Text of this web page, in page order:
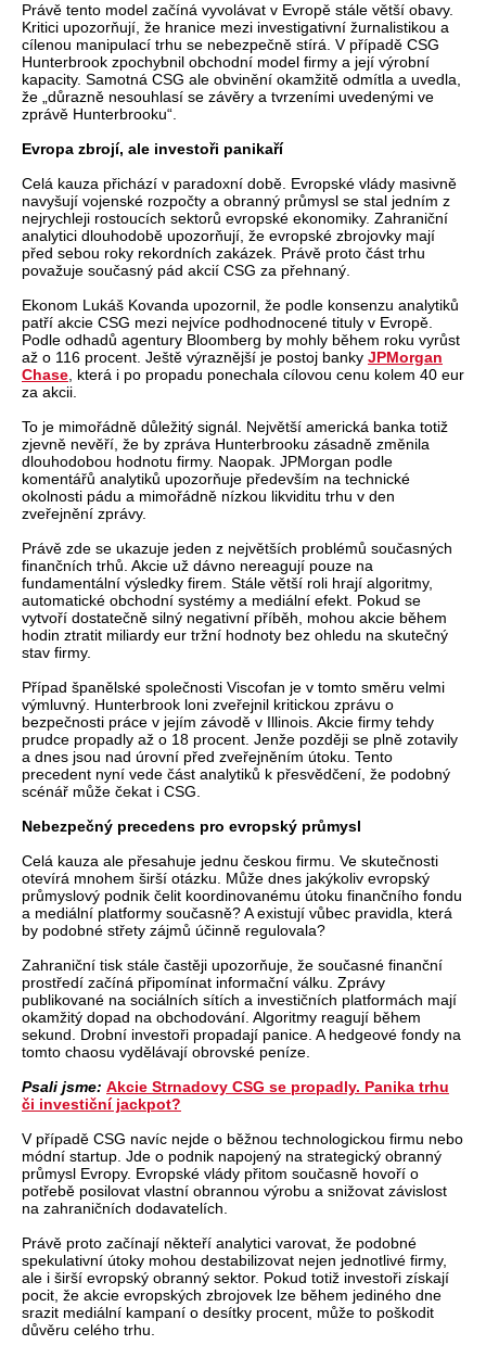
Právě tento model začíná vyvolávat v Evropě stále větší obavy.
Kritici upozorňují, že hranice mezi investigativní žurnalistikou a
cílenou manipulací trhu se nebezpečně stírá. V případě CSG
Hunterbrook zpochybnil obchodní model firmy a její výrobní
kapacity. Samotná CSG ale obvinění okamžitě odmítla a uvedla,
že „důrazně nesouhlasí se závěry a tvrzeními uvedenými ve
zprávě Hunterbrooku“.
Evropa zbrojí, ale investoři panikaří
Celá kauza přichází v paradoxní době. Evropské vlády masivně
navyšují vojenské rozpočty a obranný průmysl se stal jedním z
nejrychleji rostoucích sektorů evropské ekonomiky. Zahraniční
analytici dlouhodobě upozorňují, že evropské zbrojovky mají
před sebou roky rekordních zakázek. Právě proto část trhu
považuje současný pád akcií CSG za přehnaný.
Ekonom Lukáš Kovanda upozornil, že podle konsenzu analytiků
patří akcie CSG mezi nejvíce podhodnocené tituly v Evropě.
Podle odhadů agentury Bloomberg by mohly během roku vyrůst
až o 116 procent. Ještě výraznější je postoj banky JPMorgan
Chase, která i po propadu ponechala cílovou cenu kolem 40 eur
za akcii.
To je mimořádně důležitý signál. Největší americká banka totiž
zjevně nevěří, že by zpráva Hunterbrooku zásadně změnila
dlouhodobou hodnotu firmy. Naopak. JPMorgan podle
komentářů analytiků upozorňuje především na technické
okolnosti pádu a mimořádně nízkou likviditu trhu v den
zveřejnění zprávy.
Právě zde se ukazuje jeden z největších problémů současných
finančních trhů. Akcie už dávno nereagují pouze na
fundamentální výsledky firem. Stále větší roli hrají algoritmy,
automatické obchodní systémy a mediální efekt. Pokud se
vytvoří dostatečně silný negativní příběh, mohou akcie během
hodin ztratit miliardy eur tržní hodnoty bez ohledu na skutečný
stav firmy.
Případ španělské společnosti Viscofan je v tomto směru velmi
výmluvný. Hunterbrook loni zveřejnil kritickou zprávu o
bezpečnosti práce v jejím závodě v Illinois. Akcie firmy tehdy
prudce propadly až o 18 procent. Jenže později se plně zotavily
a dnes jsou nad úrovní před zveřejněním útoku. Tento
precedent nyní vede část analytiků k přesvědčení, že podobný
scénář může čekat i CSG.
Nebezpečný precedens pro evropský průmysl
Celá kauza ale přesahuje jednu českou firmu. Ve skutečnosti
otevírá mnohem širší otázku. Může dnes jakýkoliv evropský
průmyslový podnik čelit koordinovanému útoku finančního fondu
a mediální platformy současně? A existují vůbec pravidla, která
by podobné střety zájmů účinně regulovala?
Zahraniční tisk stále častěji upozorňuje, že současné finanční
prostředí začíná připomínat informační válku. Zprávy
publikované na sociálních sítích a investičních platformách mají
okamžitý dopad na obchodování. Algoritmy reagují během
sekund. Drobní investoři propadají panice. A hedgeové fondy na
tomto chaosu vydělávají obrovské peníze.
Psali jsme: Akcie Strnadovy CSG se propadly. Panika trhu
či investiční jackpot?
V případě CSG navíc nejde o běžnou technologickou firmu nebo
módní startup. Jde o podnik napojený na strategický obranný
průmysl Evropy. Evropské vlády přitom současně hovoří o
potřebě posilovat vlastní obrannou výrobu a snižovat závislost
na zahraničních dodavatelích.
Právě proto začínají někteří analytici varovat, že podobné
spekulativní útoky mohou destabilizovat nejen jednotlivé firmy,
ale i širší evropský obranný sektor. Pokud totiž investoři získají
pocit, že akcie evropských zbrojovek lze během jediného dne
srazit mediální kampaní o desítky procent, může to poškodit
důvěru celého trhu.